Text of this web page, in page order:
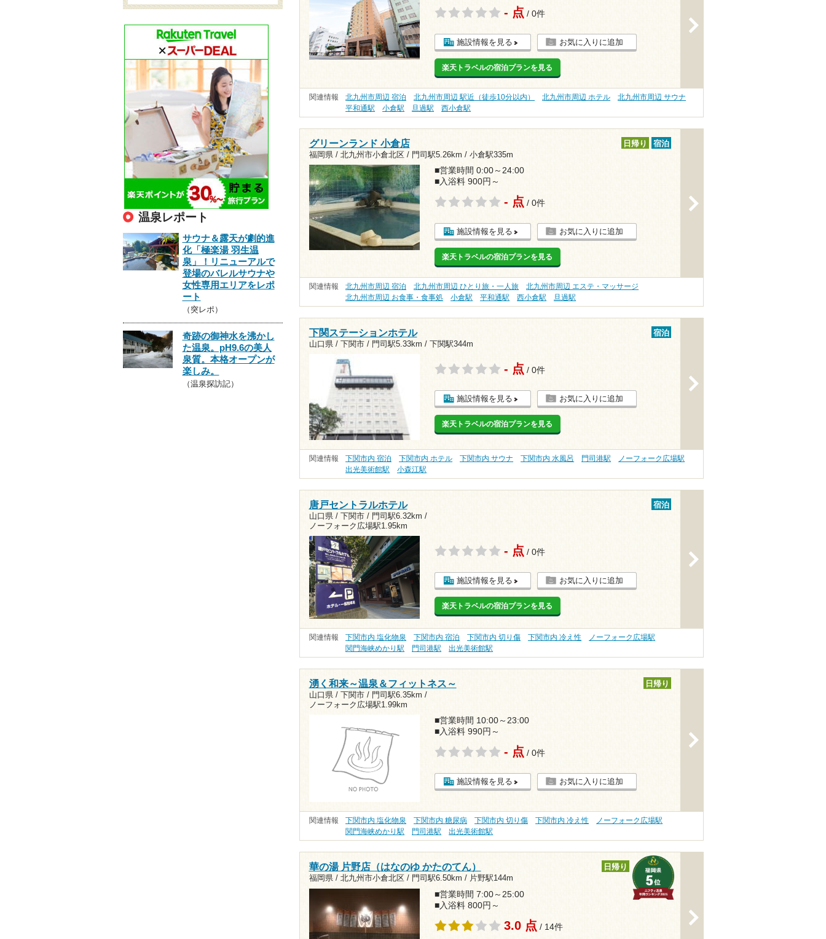
- 点 / 0件
施設情報を見る お気に入りに追加
楽天トラベルの宿泊プランを見る
関連情報 北九州市周辺 宿泊 北九州市周辺 駅近（徒歩10分以内） 北九州市周辺 ホテル
北九州市周辺 サウナ
平和通駅
小倉駅 旦過駅 西小倉駅
グリーンランド 小倉店
福岡県 / 北九州市小倉北区 / 門司駅5.26km / 小倉駅335m
日帰り 宿泊
■営業時間 0:00～24:00
■入浴料 900円～
- 点 / 0件
施設情報を見る お気に入りに追加
楽天トラベルの宿泊プランを見る
関連情報 北九州市周辺 宿泊 北九州市周辺 ひとり旅・一人旅
北九州市周辺 エステ・マッサージ
北九州市周辺 お食事・食事処
小倉駅 平和通駅 西小倉駅 旦過駅
下関ステーションホテル
山口県 / 下関市 / 門司駅5.33km / 下関駅344m
宿泊
- 点 / 0件
施設情報を見る お気に入りに追加
楽天トラベルの宿泊プランを見る
関連情報 下関市内 宿泊 下関市内 ホテル 下関市内 サウナ 下関市内 水風呂 門司港駅
ノーフォーク広場駅
出光美術館駅
小森江駅
唐戸セントラルホテル
山口県 / 下関市 / 門司駅6.32km /
ノーフォーク広場駅1.95km
宿泊
- 点 / 0件
施設情報を見る お気に入りに追加
楽天トラベルの宿泊プランを見る
関連情報 下関市内 塩化物泉 下関市内 宿泊 下関市内 切り傷 下関市内 冷え性
ノーフォーク広場駅
関門海峡めかり駅
門司港駅 出光美術館駅
湧く和来～温泉＆フィットネス～
山口県 / 下関市 / 門司駅6.35km /
ノーフォーク広場駅1.99km
日帰り
■営業時間 10:00～23:00
■入浴料 990円～
- 点 / 0件
施設情報を見る お気に入りに追加
関連情報 下関市内 塩化物泉 下関市内 糖尿病 下関市内 切り傷 下関市内 冷え性
ノーフォーク広場駅
関門海峡めかり駅
門司港駅 出光美術館駅
華の湯 片野店（はなのゆ かたのてん）
福岡県 / 北九州市小倉北区 / 門司駅6.50km / 片野駅144m
日帰り
■営業時間 7:00～25:00
■入浴料 800円～
3.0 点 / 14件
温泉レポート
サウナ＆露天が劇的進
化「極楽湯 羽生温
泉」！リニューアルで
登場のバレルサウナや
女性専用エリアをレポ
ート
（突レポ）
奇跡の御神水を沸かし
た温泉。pH9.6の美人
泉質。本格オープンが
楽しみ。
（温泉探訪記）